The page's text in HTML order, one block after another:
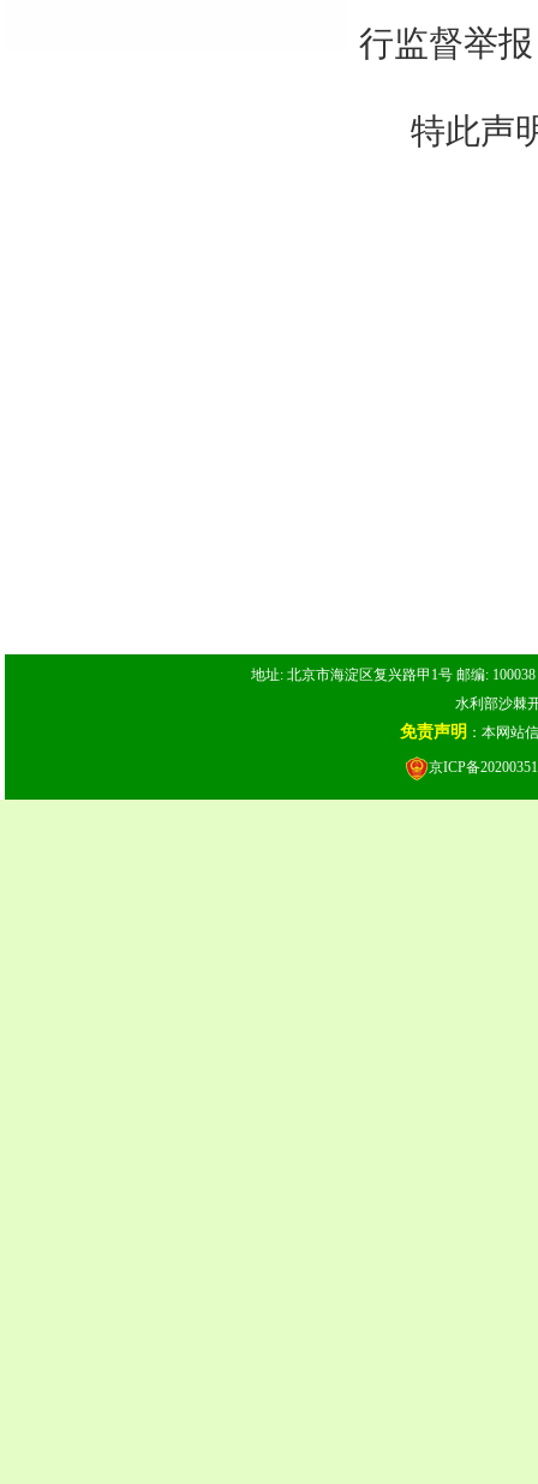
行监督举
特此声
地址: 北京市海淀区复兴路甲1号 邮编:
水利部沙棘
免责声明 ：本网站
京ICP备